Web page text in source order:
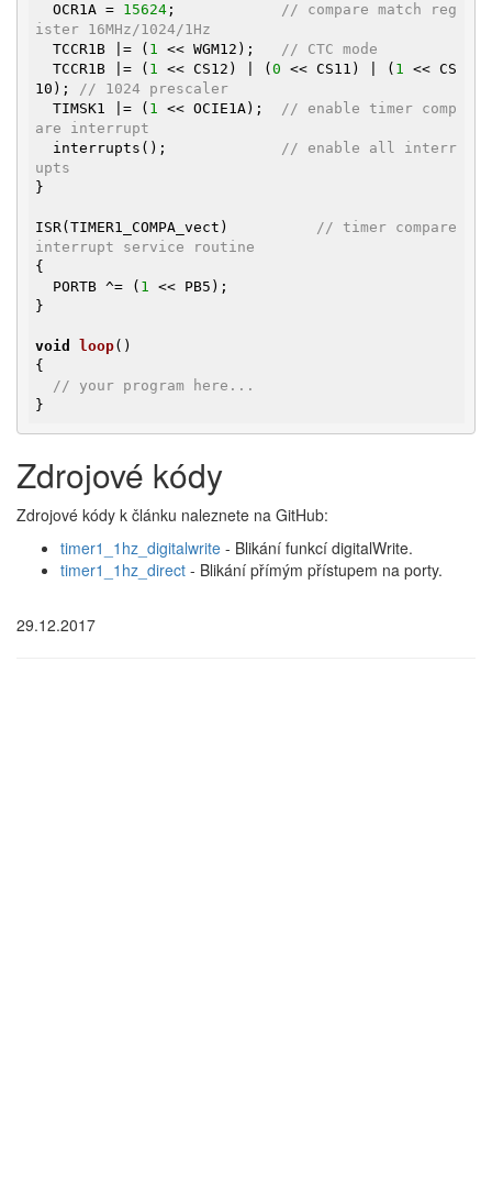
  OCR1A =
15624 ; // compare match reg
ister 16MHz/1024/1Hz
  TCCR1B |= (
1 << WGM12); // CTC mode
  TCCR1B |= (
1 << CS12) | ( 0 << CS11) | ( 1 << CS
10); // 1024 prescaler
  TIMSK1 |= (
1 << OCIE1A); // enable timer comp
are interrupt
  interrupts();
// enable all interr
upts
}
ISR(TIMER1_COMPA_vect) // timer compare
interrupt service routine
{
  PORTB ^= (
1 << PB5);
}
void loop()
{
// your program here...
}
Zdrojové kódy
Zdrojové kódy k článku naleznete na GitHub:
timer1_1hz_digitalwrite - Blikání funkcí digitalWrite.
timer1_1hz_direct - Blikání přímým přístupem na porty.
29.12.2017